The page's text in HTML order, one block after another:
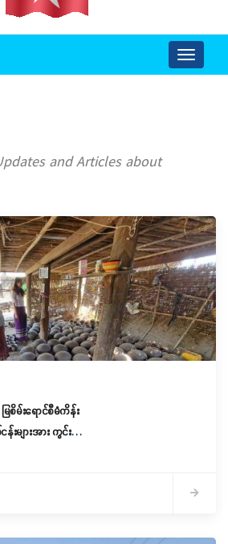
Toggle
and Articles about
ြစိမ်းရောင်စီမံကိန်း
များအား ကွင်း